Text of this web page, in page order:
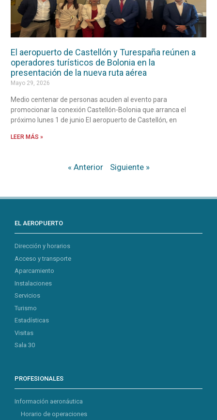
El aeropuerto de Castellón y Turespaña reúnen a
operadores turísticos de Bolonia en la
presentación de la nueva ruta aérea
Mayo 29, 2026
Medio centenar de personas acuden al evento para
promocionar la conexión Castellón-Bolonia que arranca el
próximo lunes 1 de junio El aeropuerto de Castellón, en
LEER MÁS »
« Anterior Siguiente »
EL AEROPUERTO
Dirección y horarios
Acceso y transporte
Aparcamiento
Instalaciones
Servicios
Turismo
Estadísticas
Visitas
Sala 30
PROFESIONALES
Información aeronáutica
Horario de operaciones